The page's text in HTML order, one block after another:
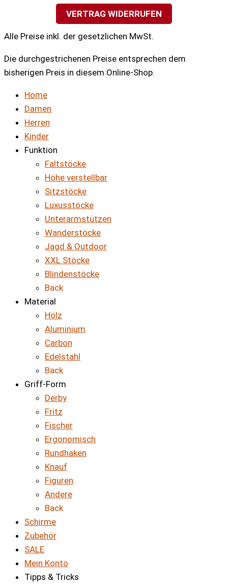
VERTRAG WIDERRUFEN
Alle Preise inkl. der gesetzlichen MwSt.
Die durchgestrichenen Preise entsprechen dem
bisherigen Preis in diesem Online-Shop.
Home
Damen
Herren
Kinder
Funktion
Faltstöcke
Höhe verstellbar
Sitzstöcke
Luxusstöcke
Unterarmstützen
Wanderstöcke
Jagd & Outdoor
XXL Stöcke
Blindenstöcke
Back
Material
Holz
Aluminium
Carbon
Edelstahl
Back
Griff-Form
Derby
Fritz
Fischer
Ergonomisch
Rundhaken
Knauf
Figuren
Andere
Back
Schirme
Zubehör
SALE
Mein Konto
Tipps & Tricks